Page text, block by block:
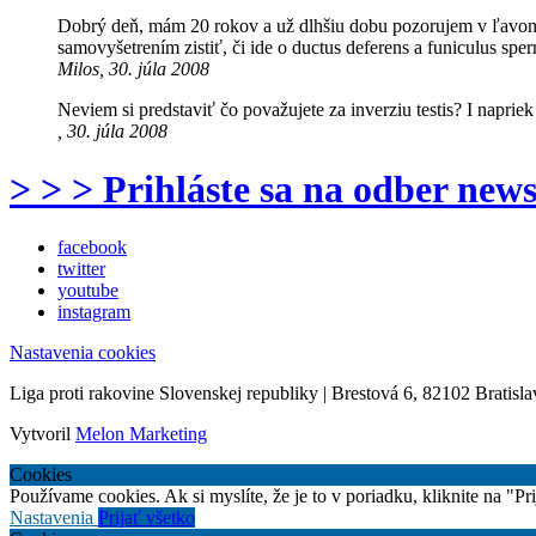
Dobrý deň, mám 20 rokov a už dlhšiu dobu pozorujem v
samovyšetrením zistiť, či ide o ductus deferens a funiculus
Milos, 30. júla 2008
Neviem si predstaviť čo považujete za inverziu testis? I
, 30. júla 2008
> > > Prihláste sa na odber
facebook
twitter
youtube
instagram
Nastavenia cookies
Liga proti rakovine Slovenskej republiky | Brestová 6, 82102
Vytvoril Melon Marketing
Cookies
Používame cookies. Ak si myslíte, že je to v poriadku, kliknite na
Nastavenia Prijať všetko